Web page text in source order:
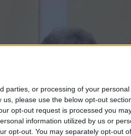
parties, or processing of your personal
please use the below opt-out
opt-out request is processed you
information utilized by us or
opt-out. You may separately opt-out